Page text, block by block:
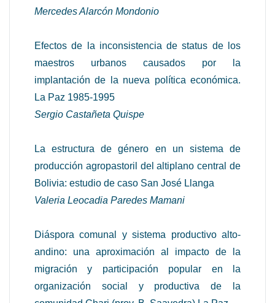
Mercedes Alarcón Mondonio
Efectos de la inconsistencia de status de los
maestros urbanos causados por la
implantación de la nueva política económica.
La Paz 1985-1995
Sergio Castañeta Quispe
La estructura de género en un sistema de
producción agropastoril del altiplano central de
Bolivia: estudio de caso San José Llanga
Valeria Leocadia Paredes Mamani
Diáspora comunal y sistema productivo alto-
andino: una aproximación al impacto de la
migración y participación popular en la
organización social y productiva de la